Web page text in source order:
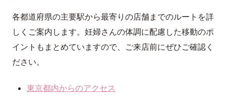
各都道府県の主要駅から最寄りの店舗までのルートを詳
しくご案内します。妊婦さんの体調に配慮した移動のポ
イントもまとめていますので、ご来店前にぜひご確認く
ださい。
東京都内からのアクセス